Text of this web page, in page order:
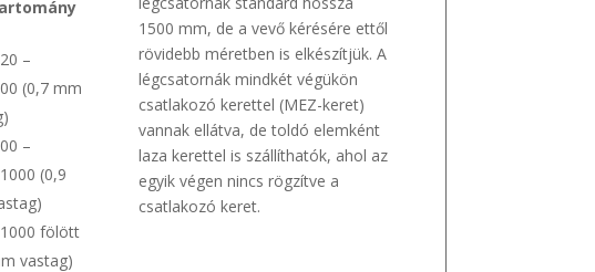
–
(0,7 mm
–
(0,9
fölött
vastag)
1500 mm, de a vevő kérésére ettől
rövidebb méretben is elkészítjük. A
légcsatornák mindkét végükön
csatlakozó kerettel (MEZ-keret)
vannak ellátva, de toldó elemként
laza kerettel is szállíthatók, ahol az
egyik végen nincs rögzítve a
csatlakozó keret.